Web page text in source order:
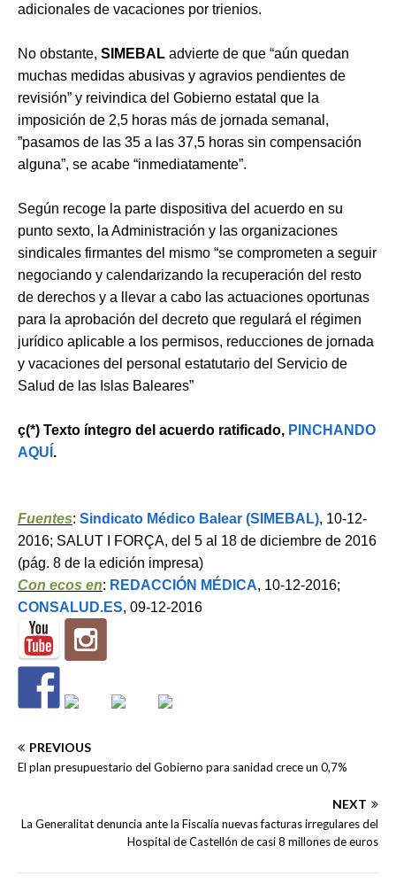
adicionales de vacaciones por trienios.
No obstante, SIMEBAL advierte de que “aún quedan
muchas medidas abusivas y agravios pendientes de
revisión” y reivindica del Gobierno estatal que la
imposición de 2,5 horas más de jornada semanal,
”pasamos de las 35 a las 37,5 horas sin compensación
alguna”, se acabe “inmediatamente”.
Según recoge la parte dispositiva del acuerdo en su
punto sexto, la Administración y las organizaciones
sindicales firmantes del mismo “se comprometen a seguir
negociando y calendarizando la recuperación del resto
de derechos y a llevar a cabo las actuaciones oportunas
para la aprobación del decreto que regulará el régimen
jurídico aplicable a los permisos, reducciones de jornada
y vacaciones del personal estatutario del Servicio de
Salud de las Islas Baleares”
ç(*) Texto íntegro del acuerdo ratificado, PINCHANDO
AQUÍ .
Fuentes: Sindicato Médico Balear (SIMEBAL), 10-12-
2016; SALUT I FORÇA, del 5 al 18 de diciembre de 2016
(pág. 8 de la edición impresa)
Con ecos en: REDACCIÓN MÉDICA, 10-12-2016;
CONSALUD.ES, 09-12-2016
PREVIOUS
El plan presupuestario del Gobierno para sanidad crece un 0,7%
NEXT
La Generalitat denuncia ante la Fiscalía nuevas facturas irregulares del
Hospital de Castellón de casi 8 millones de euros